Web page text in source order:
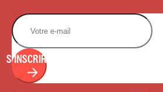
S'INSCRIRE